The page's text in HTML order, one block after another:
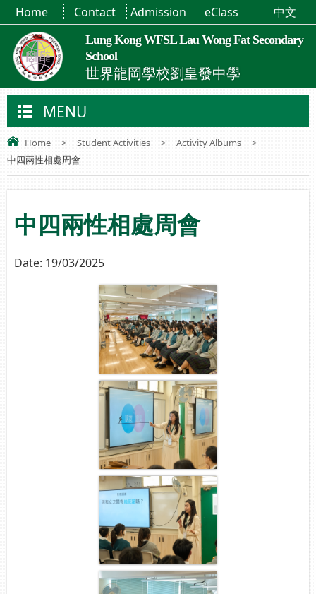
Lung Kong WFSL Lau Wong Fat Secondary
School
世界龍岡學校劉皇發中學
Home Contact Admission eClass 中文
MENU
Home > Student Activities > Activity Albums
>
中四兩性相處周會
中四兩性相處周會
Date: 19/03/2025